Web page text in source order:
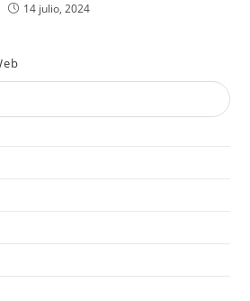
14 julio, 2024